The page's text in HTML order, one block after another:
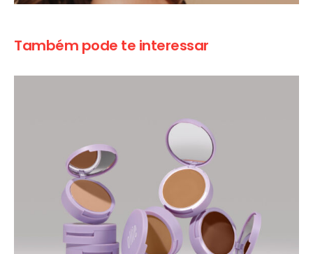
Também pode te interessar